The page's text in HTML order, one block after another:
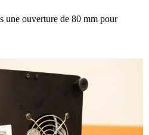
une ouverture de 80 mm pour